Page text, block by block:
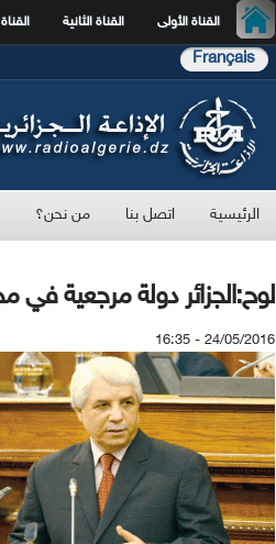
القناة الأولى القناة الثانية القناة
Français
الرئيسية اتصل بنا من نحن؟
لوح:الجزائر دولة مرجعية
24/05/2016 - 16:35